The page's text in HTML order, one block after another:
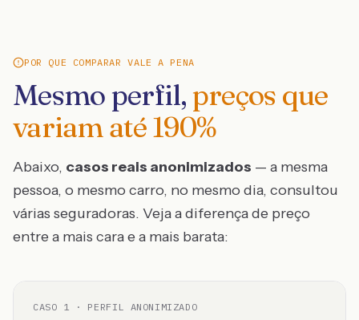
POR QUE COMPARAR VALE A PENA
Mesmo perfil, preços que
variam até190%
Abaixo, casos reais anonimizados — a mesma
pessoa, o mesmo carro, no mesmo dia, consultou
várias seguradoras. Veja a diferença de preço
entre a mais cara e a mais barata:
CASO 1 · PERFIL ANONIMIZADO